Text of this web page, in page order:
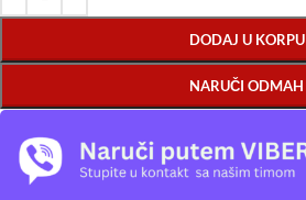
DODAJ U KORPU
NARUČI ODMAH